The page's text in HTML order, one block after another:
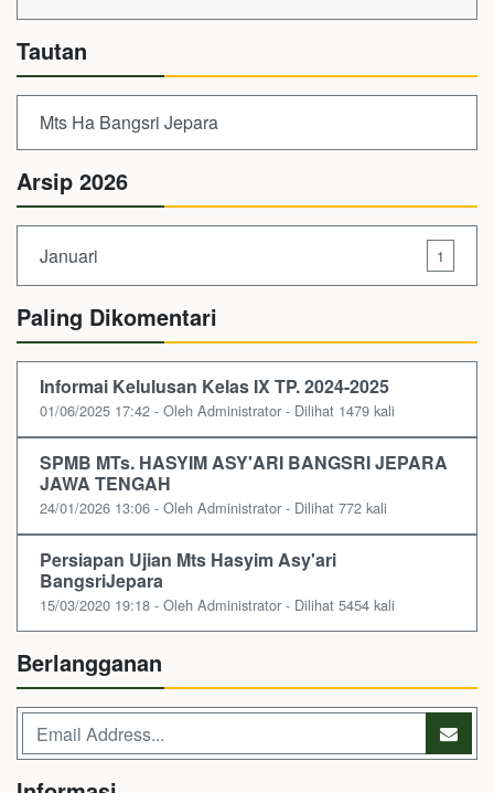
Tautan
Mts Ha Bangsri Jepara
Arsip 2026
Januari 1
Paling Dikomentari
Informai Kelulusan Kelas IX TP. 2024-2025
01/06/2025 17:42 - Oleh Administrator - Dilihat 1479 kali
SPMB MTs. HASYIM ASY'ARI BANGSRI JEPARA
JAWA TENGAH
24/01/2026 13:06 - Oleh Administrator - Dilihat 772 kali
Persiapan Ujian Mts Hasyim Asy'ari
BangsriJepara
15/03/2020 19:18 - Oleh Administrator - Dilihat 5454 kali
Berlangganan